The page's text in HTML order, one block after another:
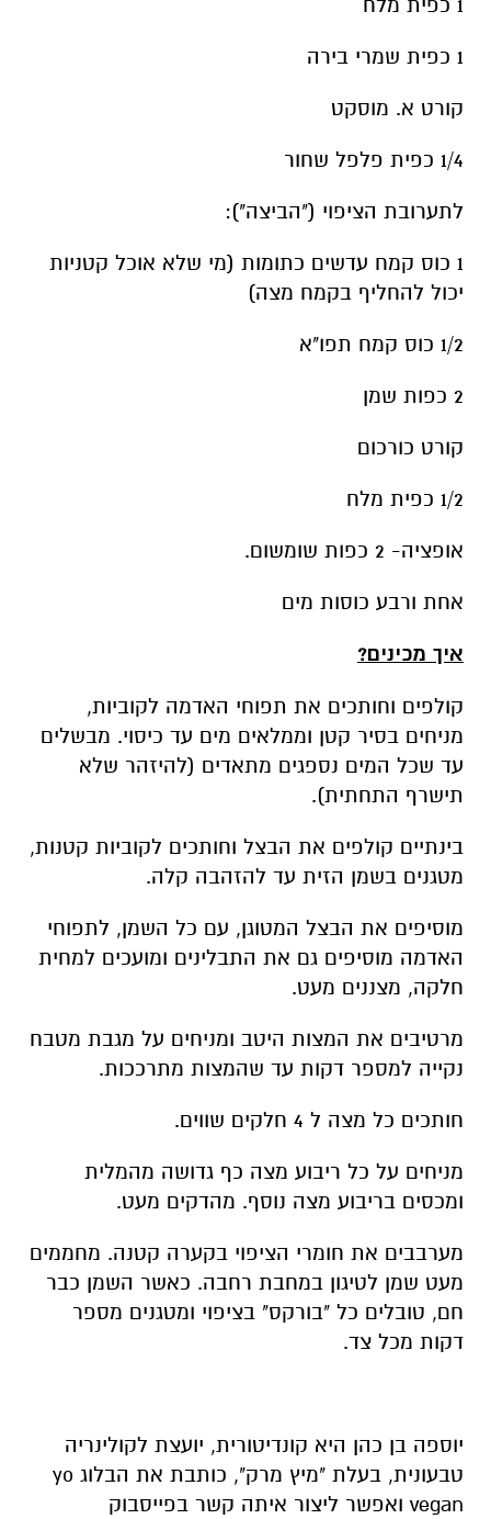
1 כפית מלח
1 כפית שמרי בירה
קורט א. מוסקט
1/4 כפית פלפל שחור
לתערובת הציפוי ("הביצה"):
1 כוס קמח עדשים כתומות (מי שלא אוכל קטניות
יכול להחליף בקמח מצה)
1/2 כוס קמח תפו"א
2 כפות שמן
קורט כורכום
1/2 כפית מלח
אופציה- 2 כפות שומשום.
אחת ורבע כוסות מים
איך מכינים?
קולפים וחותכים את תפוחי האדמה לקוביות,
מניחים בסיר קטן וממלאים מים עד כיסוי. מבשלים
עד שכל המים נספגים מתאדים (להיזהר שלא
תישרף התחתית).
בינתיים קולפים את הבצל וחותכים לקוביות קטנות,
מטגנים בשמן הזית עד להזהבה קלה.
מוסיפים את הבצל המטוגן, עם כל השמן, לתפוחי
האדמה מוסיפים גם את התבלינים ומועכים למחית
חלקה, מצננים מעט.
מרטיבים את המצות היטב ומניחים על מגבת מטבח
נקייה למספר דקות עד שהמצות מתרככות.
חותכים כל מצה ל 4 חלקים שווים.
מניחים על כל ריבוע מצה כף גדושה מהמלית
ומכסים בריבוע מצה נוסף. מהדקים מעט.
מערבבים את חומרי הציפוי בקערה קטנה. מחממים
מעט שמן לטיגון במחבת רחבה. כאשר השמן כבר
חם, טובלים כל "בורקס" בציפוי ומטגנים מספר
דקות מכל צד.
יוספה בן כהן היא קונדיטורית, יועצת לקולינריה
טבעונית, בעלת "מיץ מרק", כותבת את הבלוג yo
vegan ואפשר ליצור איתה קשר בפייסבוק